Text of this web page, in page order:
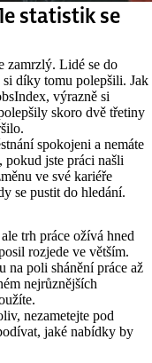
statistik se
zamrzlý. Lidé se do
díky tomu polepšili. Jak
výrazně si
skoro dvě třetiny
spokojeni a nemáte
pokud jste práci našli
ve své kariéře
se pustit do hledání.
trh práce ožívá hned
rozjede ve větším.
na poli shánění práce až
nejrůznějších
nezametejte pod
jaké nabídky by